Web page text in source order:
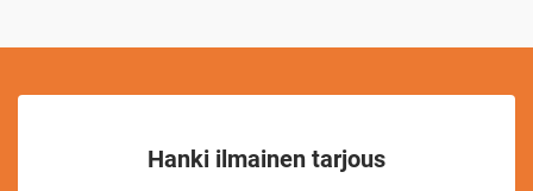
Hanki ilmainen tarjous